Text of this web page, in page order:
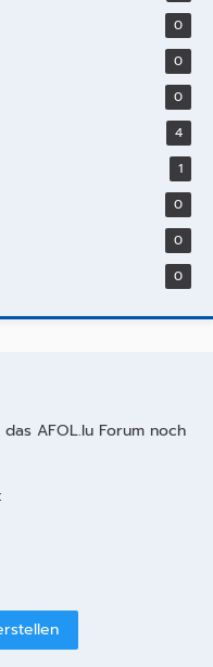
0
0
0
4
1
0
0
0
AFOL.lu Forum noch